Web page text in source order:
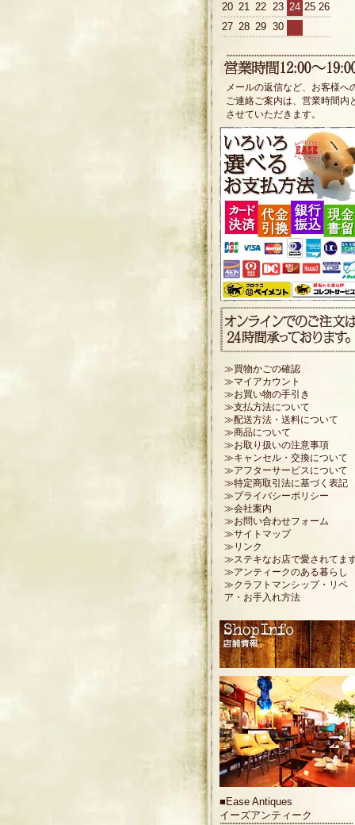
20 21 22 23 24 25 26
27 28 29 30
メールの返信など、お客様へ
ご連絡ご案内は、営業時間内
させていただきます。
≫買物かごの確認
≫マイアカウント
≫お買い物の手引き
≫支払方法について
≫配送方法・送料について
≫商品について
≫お取り扱いの注意事項
≫キャンセル・交換について
≫アフターサービスについて
≫特定商取引法に基づく表記
≫プライバシーポリシー
≫会社案内
≫お問い合わせフォーム
≫サイトマップ
≫リンク
≫ステキなお店で愛されてま
≫アンティークのある暮らし
≫クラフトマンシップ・リペ
ア・お手入れ方法
■ Ease Antiques
イーズアンティーク